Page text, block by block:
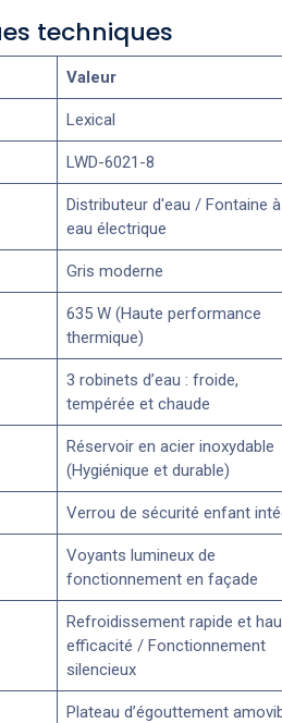
techniques
Valeur
Lexical
LWD-6021-8
Distributeur d'eau / Fontaine à
eau électrique
Gris moderne
635 W (Haute performance
thermique)
3 robinets d’eau : froide,
tempérée et chaude
Réservoir en acier inoxydable
(Hygiénique et durable)
Verrou de sécurité enfant
Voyants lumineux de
fonctionnement en façade
Refroidissement rapide et
efficacité / Fonctionnement
silencieux
Plateau d’égouttement